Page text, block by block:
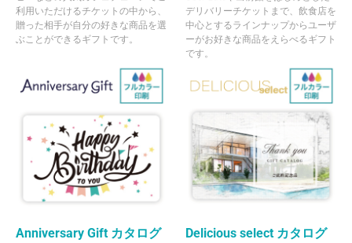
利用いただけるチケットの中から、
贈った相手が自分の好きな商品を選
ぶことができるギフトです。
デリバリーチケットまで、飲食店を
中心とするラインナップからユーザ
ーがお好きな商品をえらべるギフト
です。
Anniversary Gift カタログ
Delicious select カタログ